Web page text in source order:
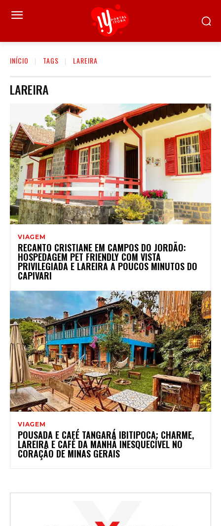
INÍCIO TAGS LAREIRA
LAREIRA
VIAGEM
RECANTO CRISTIANE EM CAMPOS DO JORDÃO:
HOSPEDAGEM PET FRIENDLY COM VISTA
PRIVILEGIADA E LAREIRA A POUCOS MINUTOS DO
CAPIVARI
VIAGEM
POUSADA E CAFÉ TANGARÁ IBITIPOCA: CHARME,
LAREIRA E CAFÉ DA MANHÃ INESQUECÍVEL NO
CORAÇÃO DE MINAS GERAIS